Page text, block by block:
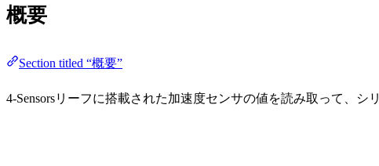
概要
Section titled “概要”
4-Sensorsリーフに搭載された加速度センサの値を読み取って、シ